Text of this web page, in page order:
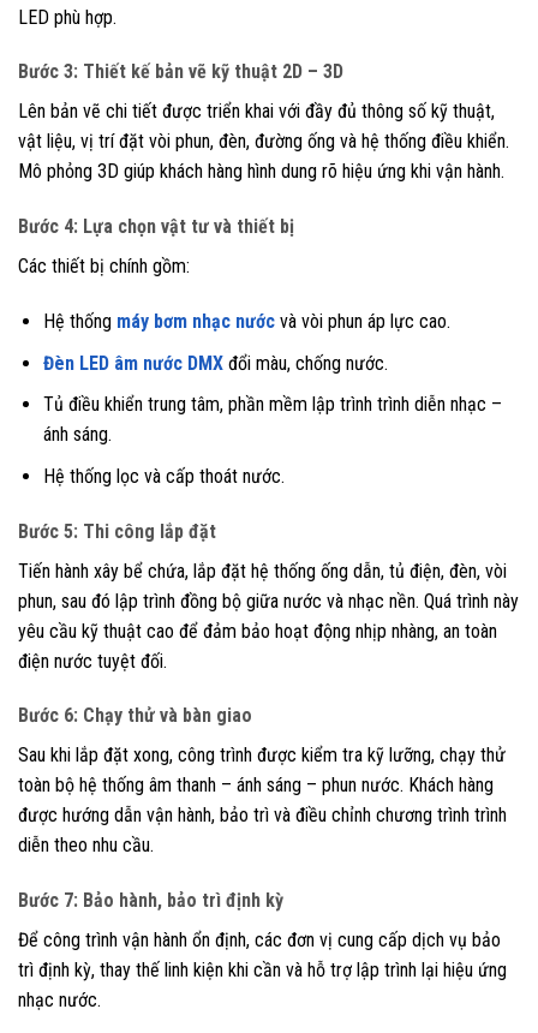
LED phù hợp.
Bước 3: Thiết kế bản vẽ kỹ thuật 2D – 3D
Lên bản vẽ chi tiết được triển khai với đầy đủ thông số kỹ thuật,
vật liệu, vị trí đặt vòi phun, đèn, đường ống và hệ thống điều khiển.
Mô phỏng 3D giúp khách hàng hình dung rõ hiệu ứng khi vận hành.
Bước 4: Lựa chọn vật tư và thiết bị
Các thiết bị chính gồm:
Hệ thống máy bơm nhạc nướcvà vòi phun áp lực cao.
Đèn LED âm nước DMXđổi màu, chống nước.
Tủ điều khiển trung tâm, phần mềm lập trình trình diễn nhạc –
ánh sáng.
Hệ thống lọc và cấp thoát nước.
Bước 5: Thi công lắp đặt
Tiến hành xây bể chứa, lắp đặt hệ thống ống dẫn, tủ điện, đèn, vòi
phun, sau đó lập trình đồng bộ giữa nước và nhạc nền. Quá trình này
yêu cầu kỹ thuật cao để đảm bảo hoạt động nhịp nhàng, an toàn
điện nước tuyệt đối.
Bước 6: Chạy thử và bàn giao
Sau khi lắp đặt xong, công trình được kiểm tra kỹ lưỡng, chạy thử
toàn bộ hệ thống âm thanh – ánh sáng – phun nước. Khách hàng
được hướng dẫn vận hành, bảo trì và điều chỉnh chương trình trình
diễn theo nhu cầu.
Bước 7: Bảo hành, bảo trì định kỳ
Để công trình vận hành ổn định, các đơn vị cung cấp dịch vụ bảo
trì định kỳ, thay thế linh kiện khi cần và hỗ trợ lập trình lại hiệu ứng
nhạc nước.